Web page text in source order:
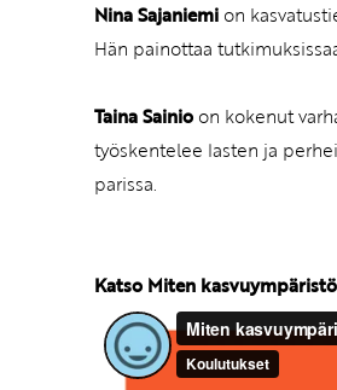
Nina Sajaniemi on
Hän painottaa
Taina Sainio on kokenut
työskentelee lasten ja
parissa.
Katso Miten